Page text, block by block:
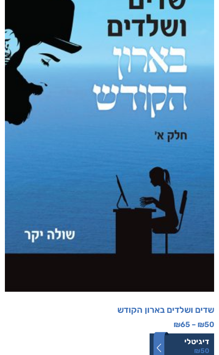
שדים ושלדים בארון הקודש
₪50
–
₪65
דיגיטלי
₪50